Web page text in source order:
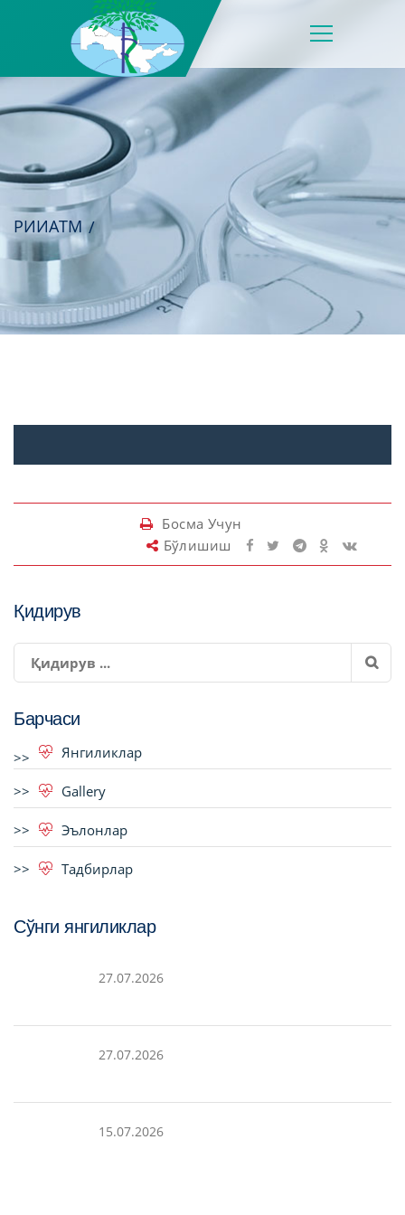
РИИАТМ
Босма Учун
Бўлишиш
Қидирув
Барчаси
Янгиликлар
Gallery
Эълонлар
Тадбирлар
Сўнги янгиликлар
27.07.2026
27.07.2026
15.07.2026